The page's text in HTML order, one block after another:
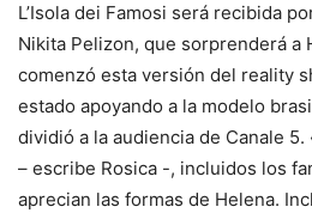
L’Isola dei Famosi será recibida
Nikita Pelizon, que sorprenderá a
comenzó esta versión del reality
estado apoyando a la modelo
dividió a la audiencia de Canale
– escribe Rosica -, incluidos los
aprecian las formas de Helena.